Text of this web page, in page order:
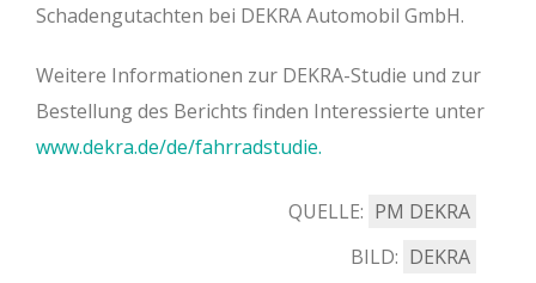
Schadengutachten bei DEKRA Automobil GmbH.
Weitere Informationen zur DEKRA-Studie und zur
Bestellung des Berichts finden Interessierte unter
www.dekra.de/de/fahrradstudie.
QUELLE: PM DEKRA
BILD: DEKRA